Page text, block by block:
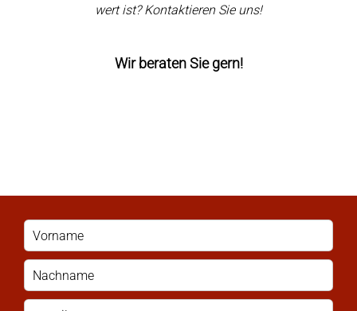
wert ist? Kontaktieren Sie uns!
Wir beraten Sie gern!